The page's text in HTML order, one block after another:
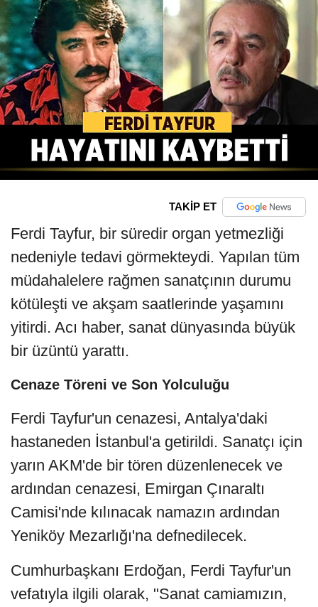
TAKİP ET
Ferdi Tayfur, bir süredir organ yetmezliği
nedeniyle tedavi görmekteydi. Yapılan tüm
müdahalelere rağmen sanatçının durumu
kötüleşti ve akşam saatlerinde yaşamını
yitirdi. Acı haber, sanat dünyasında büyük
bir üzüntü yarattı.
Cenaze Töreni ve Son Yolculuğu
Ferdi Tayfur'un cenazesi, Antalya'daki
hastaneden İstanbul'a getirildi. Sanatçı için
yarın AKM'de bir tören düzenlenecek ve
ardından cenazesi, Emirgan Çınaraltı
Camisi'nde kılınacak namazın ardından
Yeniköy Mezarlığı'na defnedilecek.
Cumhurbaşkanı Erdoğan, Ferdi Tayfur'un
vefatıyla ilgili olarak, "Sanat camiamızın,